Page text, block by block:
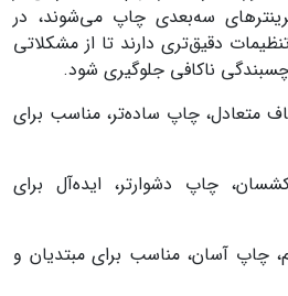
سه‌بعدی چاپ می‌شوند، در
دقیق‌تری دارند تا از مشکلاتی
ناکافی جلوگیری شود.
متعادل، چاپ ساده‌تر، مناسب برای
چاپ دشوارتر، ایده‌آل برای
چاپ آسان، مناسب برای مبتدیان و